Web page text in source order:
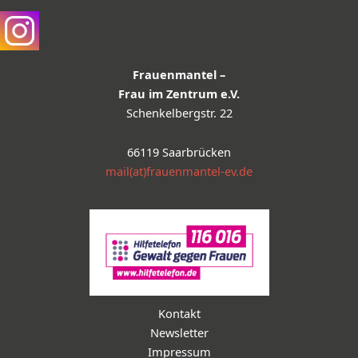
Frauenmantel –
Frau im Zentrum e.V.
Schenkelbergstr. 22
66119 Saarbrücken
mail(at)frauenmantel-ev.de
Kontakt
Newsletter
Impressum